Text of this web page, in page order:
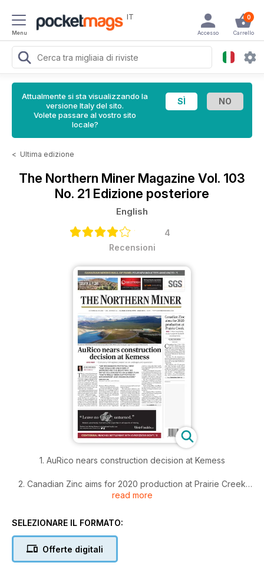
Menu
IT 0
Carrello
Accesso
Attualmente si sta visualizzando la
versione Italy del sito.
Volete passare al vostro sito
locale?
< Ultima edizione
The Northern Miner Magazine Vol. 103
No. 21 Edizione posteriore
English
4
Recensioni
1. AuRico nears construction decision at Kemess
2. Canadian Zinc aims for 2020 production at Prairie Creek
5. Book excerpt: Budding mogul JP Bickell’s gold hunt
read more
SELEZIONARE IL FORMATO:
Offerte digitali